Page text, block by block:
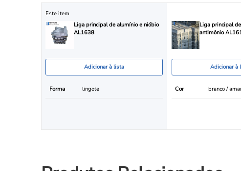
Este item
Liga principal de alumínio e nióbio
AL1638
Adicionar à lista
Forma lingote
Liga principal
antimônio
Adicionar à
Cor branco /